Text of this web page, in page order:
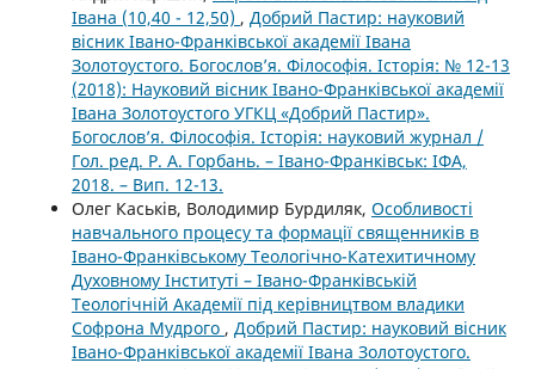
Івана (10,40 - 12,50) , Добрий Пастир: науковий
вісник Івано-Франківської академії Івана
Золотоустого. Богослов’я. Філософія. Історія: № 12-13
(2018): Науковий вісник Івано-Франківської академії
Івана Золотоустого УГКЦ «Добрий Пастир».
Богослов’я. Філософія. Історія: науковий журнал /
Гол. ред. Р. А. Горбань. – Івано-Франківськ: ІФА,
2018. – Вип. 12-13.
Олег Каськів, Володимир Бурдиляк, Особливості
навчального процесу та формації священників в
Івано-Франківському Теологічно-Катехитичному
Духовному Інституті – Івано-Франківській
Теологічній Академії під керівництвом владики
Софрона Мудрого , Добрий Пастир: науковий вісник
Івано-Франківської академії Івана Золотоустого.